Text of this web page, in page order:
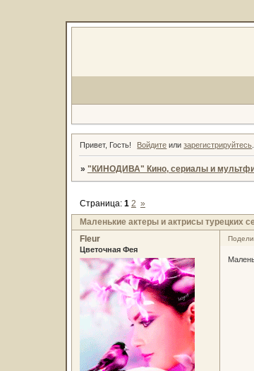
Привет, Гость! Войдите илизарегистрируйтесь
» "КИНОДИВА" Кино, сериалы и
Маленькие актеры и актрисы турецких
Страница: 1 2 »
Fleur
Цветочная Фея